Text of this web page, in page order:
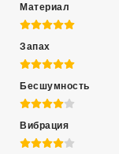
Материал
5 из 5
Запах
5 из 5
Бесшумность
4 из 5
Вибрация
4 из 5